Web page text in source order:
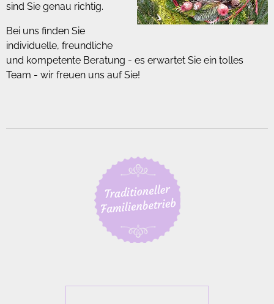
sind Sie genau richtig.
Bei uns finden Sie
individuelle, freundliche
und kompetente Beratung - es erwartet Sie ein tolles
Team - wir freuen uns auf Sie!